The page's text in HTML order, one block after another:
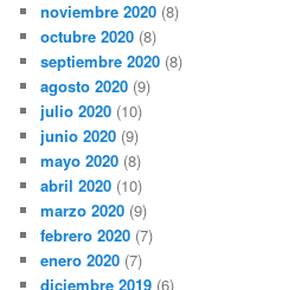
noviembre 2020 (8)
octubre 2020 (8)
septiembre 2020 (8)
agosto 2020 (9)
julio 2020 (10)
junio 2020 (9)
mayo 2020 (8)
abril 2020 (10)
marzo 2020 (9)
febrero 2020 (7)
enero 2020 (7)
diciembre 2019 (6)